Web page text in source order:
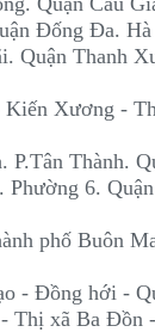
Đống Đa.
Quận Thanh
Xương -
P.Tân Thành.
Phường 6.
phố Buôn
- Đồng hới -
Thị xã Ba Đồn